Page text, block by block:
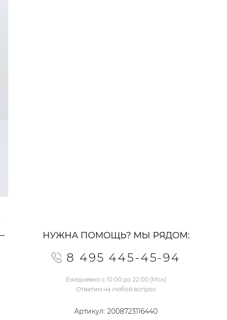
НУЖНА ПОМОЩЬ? МЫ РЯДОМ:
8 495 445-45-94
Ежедневно с 10:00 до 22:00 (Мск)
Ответим на любой вопрос
Артикул:2008723116440